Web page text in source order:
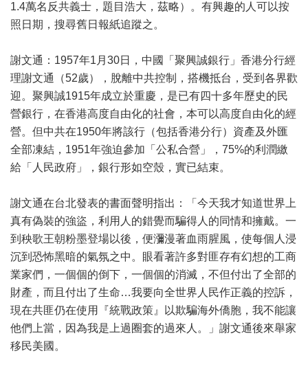
1.4萬名反共義士，題目浩大，茲略）。有興趣的人可以按
照日期，搜尋舊日報紙追蹤之。
謝文通：1957年1月30日，中國「聚興誠銀行」香港分行經
理謝文通（52歲），脫離中共控制，搭機抵台，受到各界歡
迎。聚興誠1915年成立於重慶，是已有四十多年歷史的民
營銀行，在香港高度自由化的社會，本可以高度自由化的經
營。但中共在1950年將該行（包括香港分行）資產及外匯
全部凍結，1951年強迫參加「公私合營」，75%的利潤繳
給「人民政府」，銀行形如空殼，實已結束。
謝文通在台北發表的書面聲明指出：「今天我才知道世界上
真有偽裝的強盜，利用人的錯覺而騙得人的同情和擁戴。一
到秧歌王朝粉墨登場以後，便瀰漫著血雨腥風，使每個人浸
沉到恐怖黑暗的氣氛之中。眼看著許多對匪存有幻想的工商
業家們，一個個的倒下，一個個的消滅，不但付出了全部的
財產，而且付出了生命…我要向全世界人民作正義的控訴，
現在共匪仍在使用『統戰政策』以欺騙海外僑胞，我不能讓
他們上當，因為我是上過圈套的過來人。」謝文通後來舉家
移民美國。